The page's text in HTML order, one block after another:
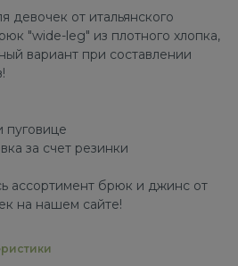
девочек от итальянского
"wide-leg" из плотного хлопка,
вариант при составлении
за счет резинки
ассортимент брюк и джинс от
на нашем сайте!